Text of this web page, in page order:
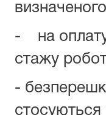
- на оплату
стажу
-